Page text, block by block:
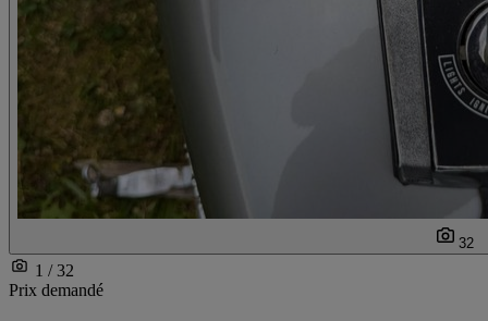
32
1 / 32
Prix demandé